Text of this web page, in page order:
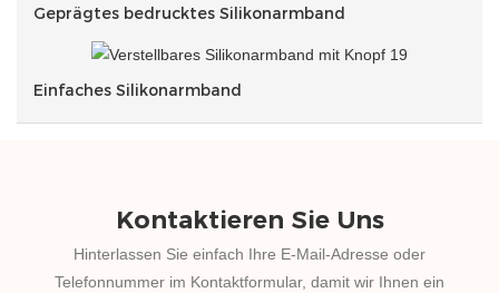
Geprägtes bedrucktes Silikonarmband
Einfaches Silikonarmband
Kontaktieren Sie Uns
Hinterlassen Sie einfach Ihre E-Mail-Adresse oder
Telefonnummer im Kontaktformular, damit wir Ihnen ein